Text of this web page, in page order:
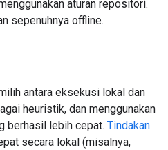
aturan repositori.
sepenuhnya offline.
antara eksekusi lokal dan
heuristik, dan menggunakan
berhasil lebih cepat. Tindakan
secara lokal (misalnya,